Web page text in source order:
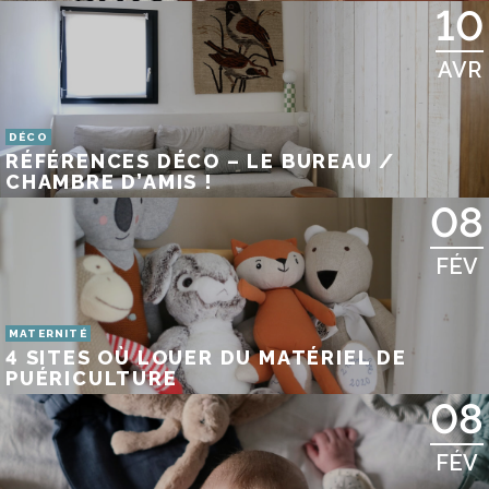
10
AVR
DÉCO
RÉFÉRENCES DÉCO – LE BUREAU /
CHAMBRE D’AMIS !
08
FÉV
MATERNITÉ
4 SITES OÙ LOUER DU MATÉRIEL DE
PUÉRICULTURE
08
FÉV